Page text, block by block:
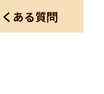
ある質問